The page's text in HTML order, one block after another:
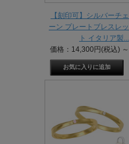
【刻印可】シルバーチェ
ーン プレートブレスレッ
ト イタリア製...
価格：14,300円(税込) ～